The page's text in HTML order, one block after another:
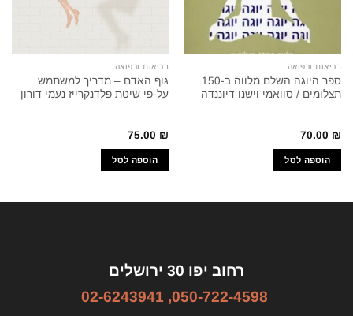
בריאות ורפואה
ספר היוגה השלם מלווה ב-150
תצלומים / סוואמי וישנו דיוננדה
70.00 ₪
הוספה לסל
בריאות ורפואה
גוף האדם – מדריך למשתמש
על-פי שיטת פלדנקרייז נעמי דורון
75.00 ₪
הוספה לסל
רחוב יפו 30 ירושלים
050-722-4598
,
02-6243941